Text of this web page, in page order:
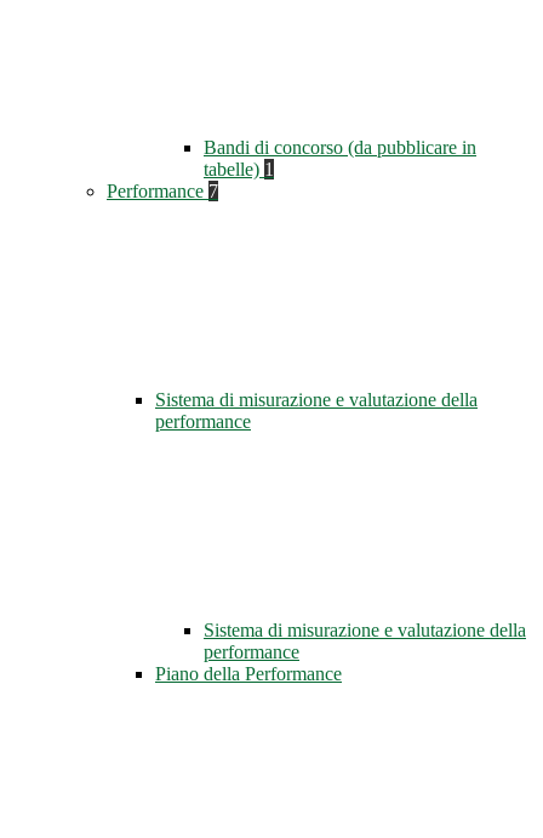
Bandi di concorso (da pubblicare in
tabelle) 1
Performance 7
Sistema di misurazione e valutazione della
performance
Sistema di misurazione e valutazione della
performance
Piano della Performance